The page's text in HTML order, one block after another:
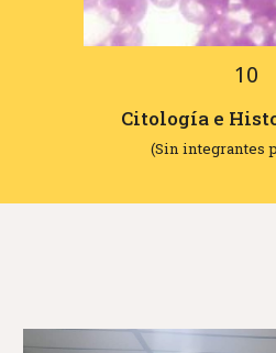
10
Citología e
(Sin integrantes